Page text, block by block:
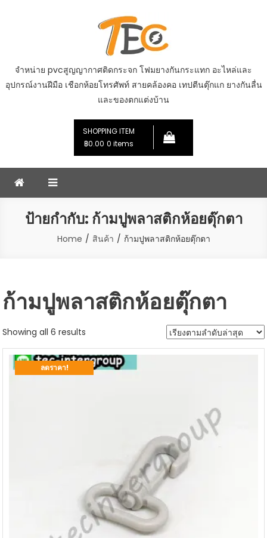
จำหน่าย pvcสูญญากาศติดกระจก โฟมยางกันกระแทก อะไหล่และ
อุปกรณ์งานฝีมือ เชือกห้อยโทรศัพท์ สายคล้องคอ เทปตีนตุ๊กแก ยางกันลื่น
และของตกแต่งบ้าน
SHOPPING ITEM
฿0.00 0 items
ป้ายกำกับ: ก้ามปูพลาสติกห้อยตุ๊กตา
Home สินค้า ก้ามปูพลาสติกห้อยตุ๊กตา
ก้ามปูพลาสติกห้อยตุ๊กตา
Showing all 6 results
by
latest
ลดราคา!